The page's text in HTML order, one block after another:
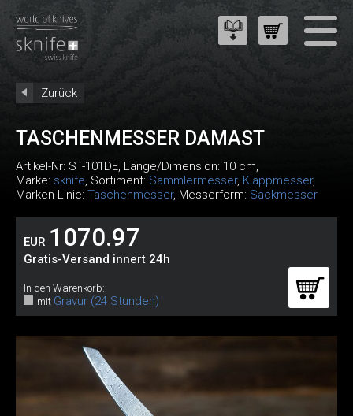
Zurück
TASCHENMESSER DAMAST
Artikel-Nr: ST-101DE, Länge/Dimension: 10 cm,
Marke: sknife, Sortiment: Sammlermesser, Klappmesser,
Marken-Linie: Taschenmesser, Messerform: Sackmesser
EUR 1070.97
Gratis-Versand innert 24h
In den Warenkorb:
mit Gravur (24 Stunden)